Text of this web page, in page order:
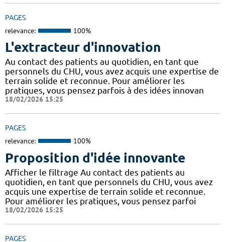
PAGES
relevance: 100%
L'extracteur d'innovation
Au contact des patients au quotidien, en tant que
personnels du CHU, vous avez acquis une expertise de
terrain solide et reconnue. Pour améliorer les
pratiques, vous pensez parfois à des idées innovan
18/02/2026 15:25
PAGES
relevance: 100%
Proposition d'idée innovante
Afficher le filtrage Au contact des patients au
quotidien, en tant que personnels du CHU, vous avez
acquis une expertise de terrain solide et reconnue.
Pour améliorer les pratiques, vous pensez parfoi
18/02/2026 15:25
PAGES